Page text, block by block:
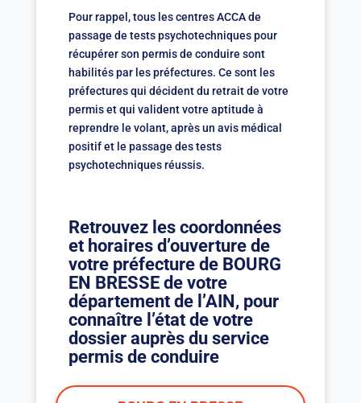
Pour rappel, tous les centres ACCA de
passage de tests psychotechniques pour
récupérer son permis de conduire sont
habilités par les préfectures. Ce sont les
préfectures qui décident du retrait de votre
permis et qui valident votre aptitude à
reprendre le volant, après un avis médical
positif et le passage des tests
psychotechniques réussis.
Retrouvez les coordonnées
et horaires d’ouverture de
votre préfecture de BOURG
EN BRESSE de votre
département de l’AIN, pour
connaître l’état de votre
dossier auprès du service
permis de conduire